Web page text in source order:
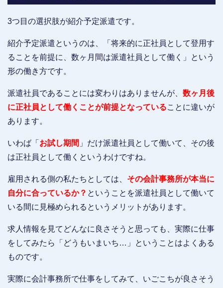
3つ目の選択肢が紹介予定派遣です。
紹介予定派遣というのは、「将来的に正社員として登用す
ることを前提に、数ヶ月間は派遣社員として働く」という
形の働き方です。
派遣社員であることには変わりはありませんが、 数ヶ月後
に正社員として働くことが前提となっていることに違いが
あります。
いわば「 お試し期間 」だけ派遣社員として働いて、その後
は正社員として働くというわけですね。
雇用される側の私たちとしては、 その会計事務所が本当に
自分に合っているか？ ということを派遣社員として働いて
いる間に見極められるというメリットがあります。
求人情報を見てどんなに良さそうと思っても、実際に仕事
をしてみたら「どうもいまいち…」ということはよくある
ものです。
実際に会計事務所で仕事をしてみて、いごこちが良さそう